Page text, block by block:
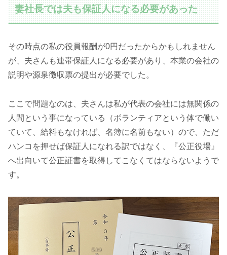
妻社長では夫も保証人になる必要があった
その時点の私の役員報酬が0円だったからかもしれません
が、夫さんも連帯保証人になる必要があり、本業の会社の
説明や源泉徴収票の提出が必要でした。
ここで問題なのは、夫さんは私が代表の会社には無関係の
人間という事になっている（ボランティアという体で働い
ていて、給料もなければ、名簿に名前もない）ので、ただ
ハンコを押せば保証人になれる訳ではなく、『公正役場』
へ出向いて公正証書を取得してこなくてはならないようで
す。